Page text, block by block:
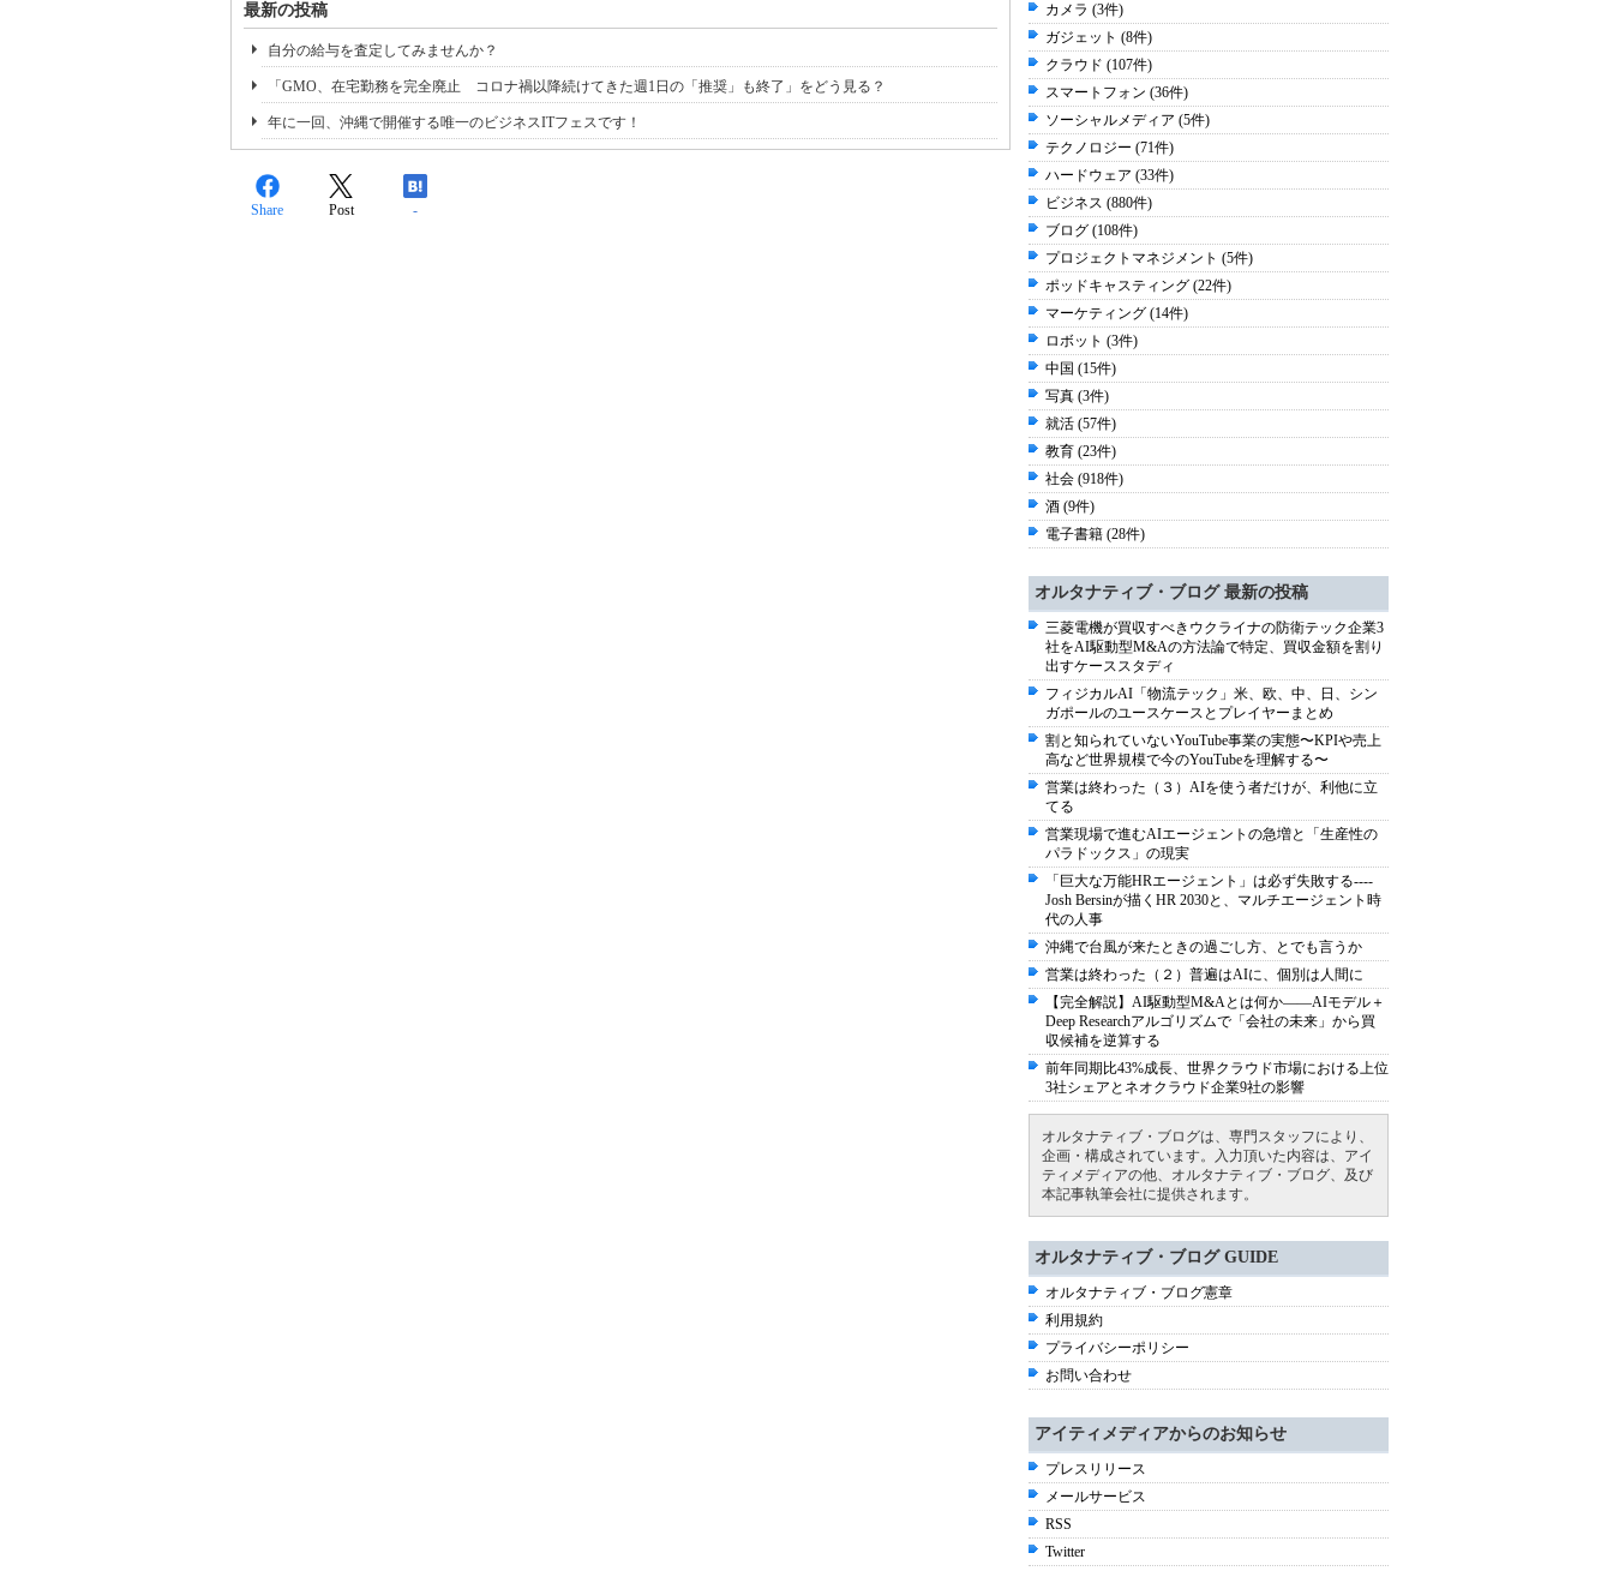
最新の投稿
自分の給与を査定してみませんか？
「GMO、在宅勤務を完全廃止 コロナ禍以降続けてきた週1日の「推奨」も終了」をどう見る？
年に一回、沖縄で開催する唯一のビジネスITフェスです！
Share Post -
カメラ (3件)
ガジェット (8件)
クラウド (107件)
スマートフォン (36件)
ソーシャルメディア (5件)
テクノロジー (71件)
ハードウェア (33件)
ビジネス (880件)
ブログ (108件)
プロジェクトマネジメント (5件)
ポッドキャスティング (22件)
マーケティング (14件)
ロボット (3件)
中国 (15件)
写真 (3件)
就活 (57件)
教育 (23件)
社会 (918件)
酒 (9件)
電子書籍 (28件)
オルタナティブ・ブログ 最新の投稿
三菱電機が買収すべきウクライナの防衛テック企業3
社をAI駆動型M&Aの方法論で特定、買収金額を割り
出すケーススタディ
フィジカルAI「物流テック」米、欧、中、日、シン
ガポールのユースケースとプレイヤーまとめ
割と知られていないYouTube事業の実態〜KPIや売上
高など世界規模で今のYouTubeを理解する〜
営業は終わった（３）AIを使う者だけが、利他に立
てる
営業現場で進むAIエージェントの急増と「生産性の
パラドックス」の現実
「巨大な万能HRエージェント」は必ず失敗する----
Josh Bersinが描くHR 2030と、マルチエージェント時
代の人事
沖縄で台風が来たときの過ごし方、とでも言うか
営業は終わった（２）普遍はAIに、個別は人間に
【完全解説】AI駆動型M&Aとは何か――AIモデル＋
Deep Researchアルゴリズムで「会社の未来」から買
収候補を逆算する
前年同期比43%成長、世界クラウド市場における上位
3社シェアとネオクラウド企業9社の影響
オルタナティブ・ブログは、専門スタッフにより、
企画・構成されています。入力頂いた内容は、アイ
ティメディアの他、オルタナティブ・ブログ、及び
本記事執筆会社に提供されます。
オルタナティブ・ブログ GUIDE
オルタナティブ・ブログ憲章
利用規約
プライバシーポリシー
お問い合わせ
アイティメディアからのお知らせ
プレスリリース
メールサービス
RSS
Twitter